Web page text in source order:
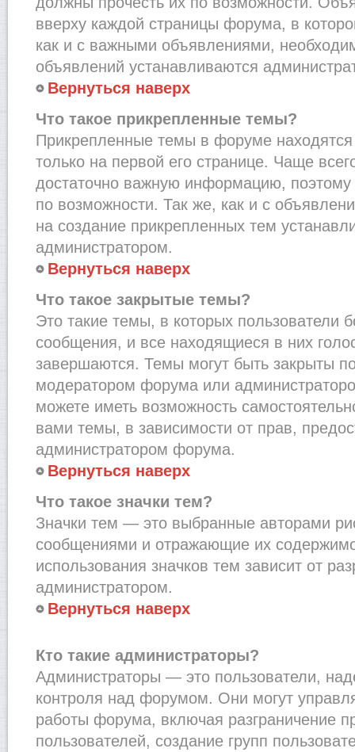
вверху каждой страницы форума, в
как и с важными объявлениями,
объявлений устанавливаются
Вернуться наверх
Что такое прикрепленные темы?
Прикрепленные темы в форуме
только на первой его странице. Чаще
достаточно важную информацию,
по возможности. Так же, как и с
на создание прикрепленных тем
администратором.
Вернуться наверх
Что такое закрытые темы?
Это такие темы, в которых пользователи
сообщения, и все находящиеся в них
завершаются. Темы могут быть закрыты
модератором форума или
можете иметь возможность
вами темы, в зависимости от прав,
администратором форума.
Вернуться наверх
Что такое значки тем?
Значки тем — это выбранные авторами
сообщениями и отражающие их
использования значков тем зависит от
администратором.
Вернуться наверх
Кто такие администраторы?
Администраторы — это пользователи,
контроля над форумом. Они могут
работы форума, включая разграничение
пользователей, создание групп